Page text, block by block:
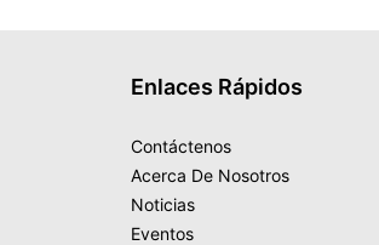
Enlaces Rápidos
Contáctenos
Acerca De Nosotros
Noticias
Eventos